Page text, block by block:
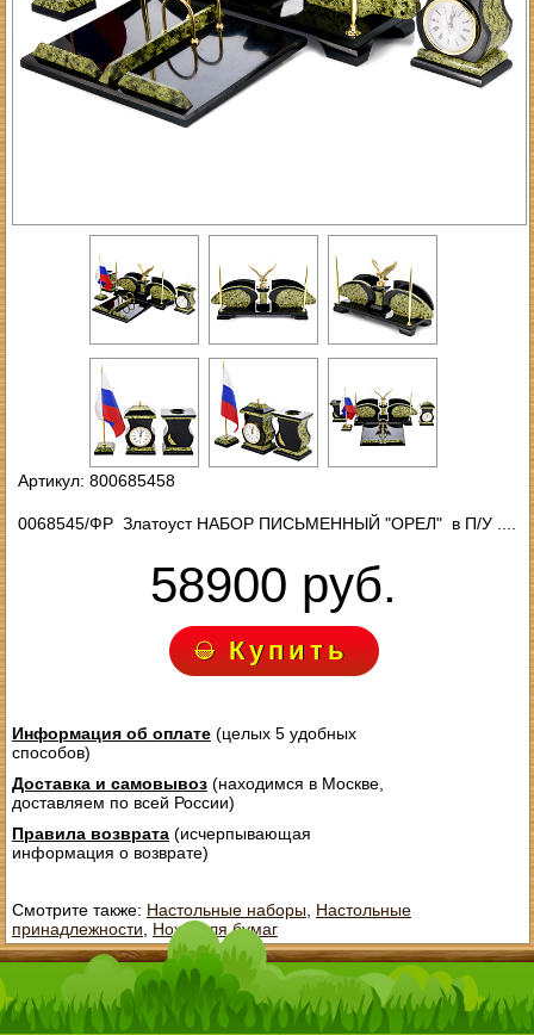
Артикул: 800685458
0068545/ФР Златоуст НАБОР ПИСЬМЕННЫЙ "ОРЕЛ" в П/У ....
58900 руб.
Купить
Информация об оплате(целых 5 удобных
способов)
Доставка и самовывоз(находимся в Москве,
доставляем по всей России)
Правила возврата(исчерпывающая
информация о возврате)
Смотрите также: Настольные наборы, Настольные
принадлежности
Ножи для бумаг